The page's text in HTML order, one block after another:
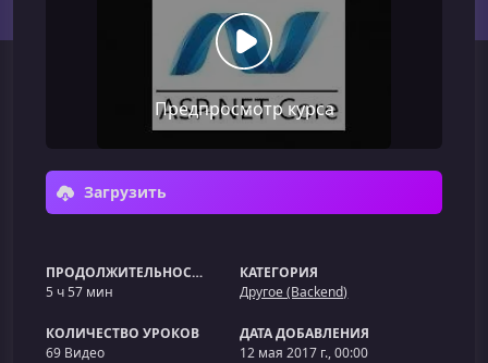
Предпросмотр курса
Загрузить
ПРОДОЛЖИТЕЛЬНОСТЬ
5 ч 57 мин
КАТЕГОРИЯ
Другое (Backend)
КОЛИЧЕСТВО УРОКОВ
69 Видео
ДАТА ДОБАВЛЕНИЯ
12 мая 2017 г., 00:00